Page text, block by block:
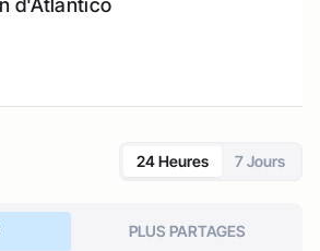
d'Atlantico
24 Heures 7 Jours
PLUS PARTAGES